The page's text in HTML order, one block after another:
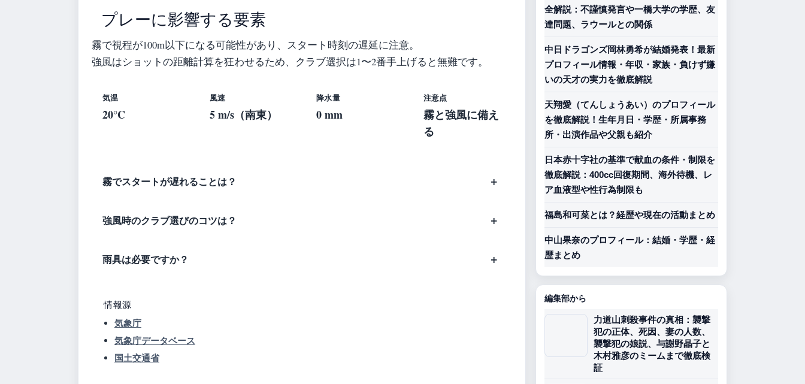
プレーに影響する要素
霧で視程が100m以下になる可能性があり、スタート時刻の遅延に注意。
強風はショットの距離計算を狂わせるため、クラブ選択は1〜2番手上げると無難です。
気温
20°C
風速
5 m/s（南東）
降水量
0 mm
注意点
霧と強風に備え
る
霧でスタートが遅れることは？
強風時のクラブ選びのコツは？
雨具は必要ですか？
情報源
気象庁
気象庁データベース
国土交通省
全解説：不謹慎発言や一橋大学の学歴、友
達問題、ラウールとの関係
中日ドラゴンズ岡林勇希が結婚発表！最新
プロフィール情報・年収・家族・負けず嫌
いの天才の実力を徹底解説
天翔愛（てんしょうあい）のプロフィール
を徹底解説！生年月日・学歴・所属事務
所・出演作品や父親も紹介
日本赤十字社の基準で献血の条件・制限を
徹底解説：400cc回復期間、海外待機、レ
ア血液型や性行為制限も
福島和可菜とは？経歴や現在の活動まとめ
中山果奈のプロフィール：結婚・学歴・経
歴まとめ
編集部から
力道山刺殺事件の真相：襲撃
犯の正体、死因、妻の人数、
襲撃犯の娘説、与謝野晶子と
木村雅彦のミームまで徹底検
証